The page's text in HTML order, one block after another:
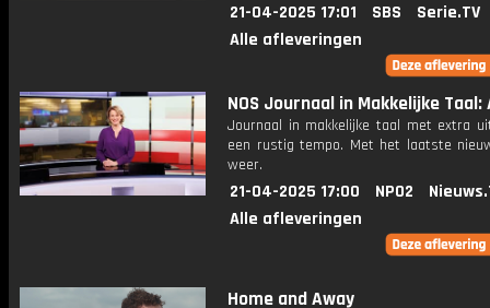
21-04-2025 17:01 SBS
Serie.TV
Alle afleveringen
NOS Journaal in Makkelijke Taal:
Journaal in makkelijke taal met extra
een rustig tempo. Met het laatste
weer.
21-04-2025 17:00 NPO2
Alle afleveringen
Home and Away